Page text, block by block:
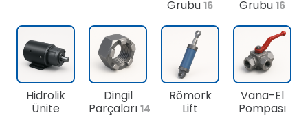
Grubu 16
Grubu 16
Hidrolik
Ünite
Dingil
Parçaları 14
Römork
Lift
Vana-El
Pompası